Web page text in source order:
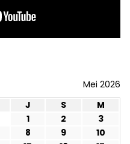
Mei 2026
J S
M
1
2
3
8 9
10